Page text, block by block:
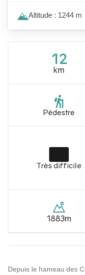
12
km
Pédestre
Très difficile
1883m
Depuis le hameau des
Altitude : 1244 m